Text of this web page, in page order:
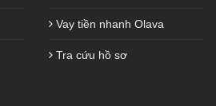
Vay tiền nhanh Olava
Tra cứu hồ sơ